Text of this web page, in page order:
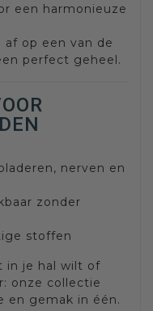
een harmonieuze
op een van de
perfect geheel.
nerven en
zonder
stoffen
in je hal wilt of
onze collectie
en gemak in één.